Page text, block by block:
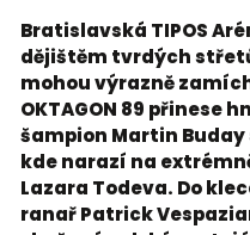
Bratislavská TIPOS
dějištěm tvrdých
mohou výrazně
OKTAGON 89 přinese
šampion Martin
kde narazí na
Lazara Todeva. Do
ranař Patrick